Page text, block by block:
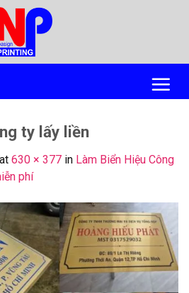
ty lấy liền
at 630 × 377 in Làm Biển Hiệu Công
phí